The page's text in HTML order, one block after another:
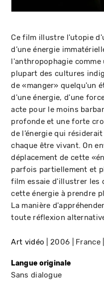
Ce film illustre l'utopie
d’une énergie
l'anthropophagie
plupart des cultures
de «manger» quelqu'un
d'une énergie, d'une
acte pour le moins
profonde et une forte
de l’énergie qui
chaque être vivant. On
déplacement de cette
parfois partiellement et
film essaie d'illustrer les
cette énergie à prendre
La manière
toute réflexion
Art vidéo 2006 France
Langue originale
Sans dialogue